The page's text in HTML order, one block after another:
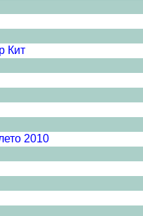
Кит
2010